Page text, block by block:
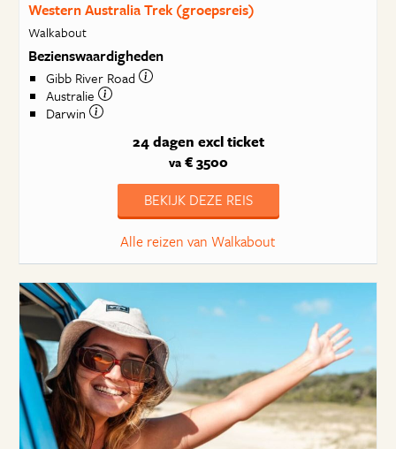
Western Australia Trek (groepsreis)
Walkabout
Bezienswaardigheden
Gibb River Road
Australie
Darwin
24 dagen excl ticket
va€ 3500
BEKIJK DEZE REIS
Alle reizen van Walkabout